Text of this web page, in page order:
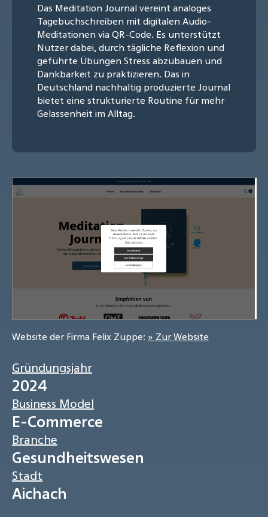
Das Meditation Journal vereint analoges
Tagebuchschreiben mit digitalen Audio-
Meditationen via QR-Code. Es unterstützt
Nutzer dabei, durch tägliche Reflexion und
geführte Übungen Stress abzubauen und
Dankbarkeit zu praktizieren. Das in
Deutschland nachhaltig produzierte Journal
bietet eine strukturierte Routine für mehr
Gelassenheit im Alltag.
Website der Firma Felix Zuppe: » Zur Website
Gründungsjahr
2024
Business Model
E-Commerce
Branche
Gesundheitswesen
Stadt
Aichach